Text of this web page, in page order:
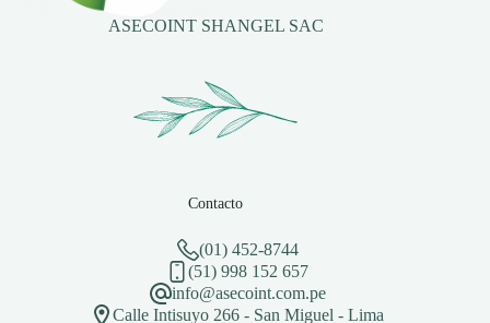
ASECOINT SHANGEL SAC
Contacto
(01) 452-8744
(51) 998 152 657
info@asecoint.com.pe
Calle Intisuyo 266 - San Miguel - Lima